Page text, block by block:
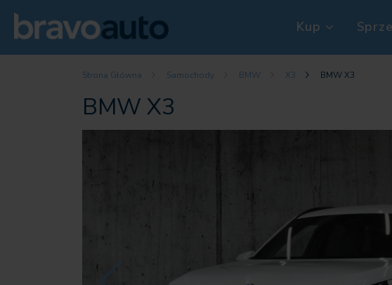
Kup
Strona Główna Samochody BMW X3 BMW X3
BMW X3